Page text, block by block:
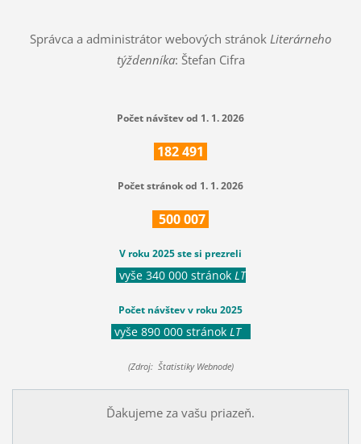
Správca a administrátor webových stránok Literárneho
týždenníka: Štefan Cifra
Počet návštev od 1. 1. 2026
182491
Počet stránok od 1. 1. 2026
500007
V roku 2025 ste si prezreli
vyše 340 000 stránok LT
Počet návštev v roku 2025
vyše 890 000 stránok LT
(Zdroj: Štatistiky Webnode)
Ďakujeme za vašu priazeň.